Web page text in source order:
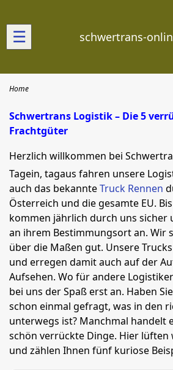
☰ schwertrans-
Home
Schwertrans Logistik – Die 5
Frachtgüter
Herzlich willkommen bei
Tagein, tagaus fahren unsere
auch das bekannteTruck Rennen
Österreich und die gesamte EU.
kommen jährlich durch uns sicher
an ihrem Bestimmungsort an. Wir
über die Maßen gut. Unsere
und erregen damit auch auf der
Aufsehen. Wo für andere
bei uns der Spaß erst an. Haben
schon einmal gefragt, was in den
unterwegs ist? Manchmal handelt
schön verrückte Dinge. Hier lüften
und zählen Ihnen fünf kuriose